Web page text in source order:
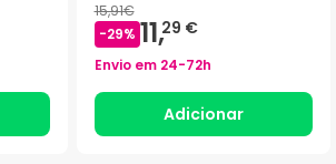
15,91€
-29% 11,29 €
Envio em 24-72h
Adicionar